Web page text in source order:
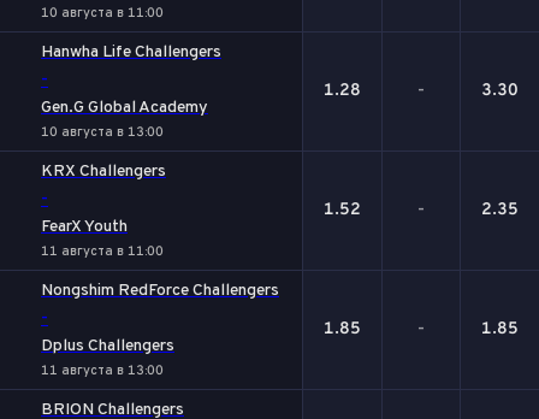
10 августа в 11:00
Hanwha Life Challengers
-
Gen.G Global Academy
10 августа в 13:00
1.28 - 3.30
KRX Challengers
-
FearX Youth
11 августа в 11:00
1.52 - 2.35
Nongshim RedForce Challengers
-
Dplus Challengers
11 августа в 13:00
1.85 - 1.85
BRION Challengers